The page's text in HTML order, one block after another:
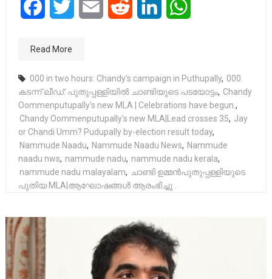
FacebookTwitter Email Reddit LinkedIn
Read More
000 in two hours: Chandy's campaign in Puthupally, 000
കടന്ന് ലീഡ്: പുതുപ്പള്ളിയില്‍ ചാണ്ടിയുടെ പടയോട്ടം, Chandy
Oommenputupally's new MLA | Celebrations have begun.,
Chandy Oommenputupally's new MLA|Lead crosses 35, Jay
or Chandi Umm? Pudupally by-election result today,
Nammude Naadu, Nammude Naadu News, Nammude
naadu nws, nammude nadu, nammude nadu kerala,
nammude nadu malayalam, ചാണ്ടി ഉമ്മൻപുതുപ്പള്ളിയുടെ
പുതിയ MLA|ആഘോഷങ്ങൾ ആരംഭിച്ചു .